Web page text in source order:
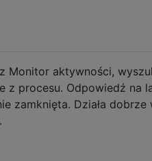
Monitor aktywności,
z procesu. Odpowiedź na
zamknięta. Działa